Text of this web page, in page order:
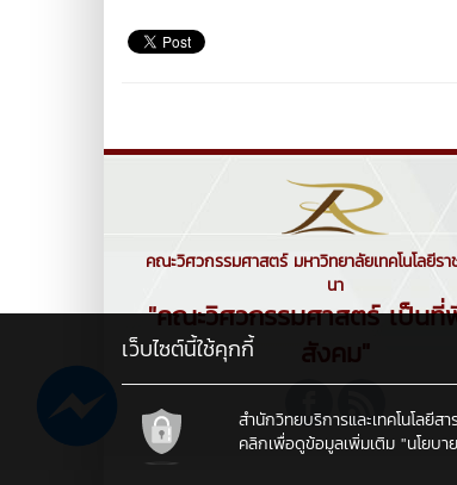
คณะวิศวกรรมศาสตร์ มหาวิทยาลัยเทคโนโลยีร
นา
"คณะวิศวกรรมศาสตร์ เป็นที่
สังคม"
เว็บไซต์นี้ใช้คุกกี้
สำนักวิทยบริการและเทคโนโลยีส
คลิกเพื่อดูข้อมูลเพิ่มเติม "นโยบา